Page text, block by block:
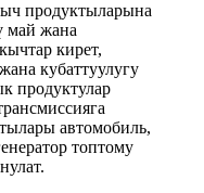
продуктыларына
май жана
кирет,
кубаттуулугу
продуктулар
автомобиль,
топтому